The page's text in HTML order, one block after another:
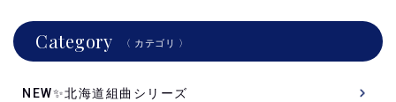
Category 〈 カテゴリ 〉
NEW✨北海道組曲シリーズ